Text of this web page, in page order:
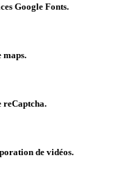
Google Fonts.
maps.
reCaptcha.
de vidéos.